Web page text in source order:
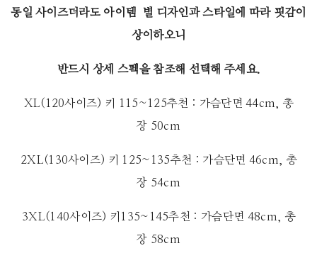
동일 사이즈더라도 아이템 별 디자인과 스타일에 따라 핏감이
상이하오니
반드시 상세 스펙을 참조해 선택해 주세요.
XL(120사이즈) 키 115~125추천 : 가슴단면 44cm, 총
장 50cm
2XL(130사이즈) 키 125~135추천 : 가슴단면 46cm, 총
장 54cm
3XL(140사이즈) 키135~145추천 : 가슴단면 48cm, 총
장 58cm